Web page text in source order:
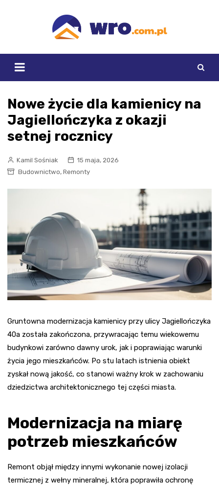
Nowe życie dla kamienicy na
Jagiellończyka z okazji
setnej rocznicy
Kamil Sośniak
15 maja, 2026
Budownictwo, Remonty
Gruntowna modernizacja kamienicy przy ulicy Jagiellończyka
40a została zakończona, przywracając temu wiekowemu
budynkowi zarówno dawny urok, jak i poprawiając warunki
życia jego mieszkańców. Po stu latach istnienia obiekt
zyskał nową jakość, co stanowi ważny krok w zachowaniu
dziedzictwa architektonicznego tej części miasta.
Modernizacja na miarę
potrzeb mieszkańców
Remont objął między innymi wykonanie nowej izolacji
termicznej z wełny mineralnej, która poprawiła ochronę